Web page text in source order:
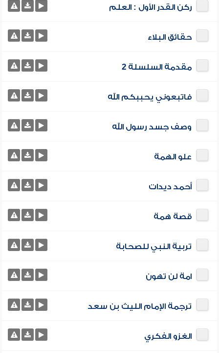
ركن القدر الأول : العلم
حقائق البلاء
مقدمة السلسلة 2
فاتبعوني يحببكم الله
وصف جسد رسول الله
علو الهمة
أحمد ديدات
قصة همة
تربية النبي للصحابة
امة لن تهون
ترجمة الإمام الليث بن سعد
الغزو الفكري